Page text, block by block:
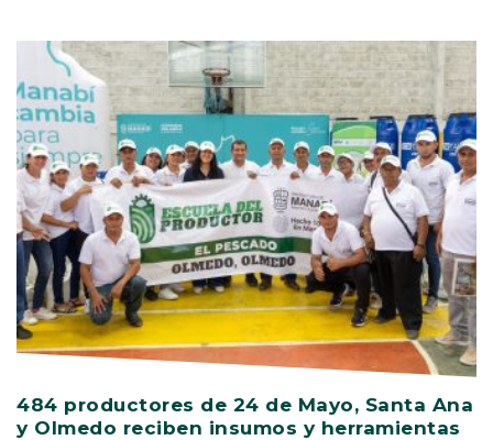
484 productores de 24 de Mayo, Santa Ana
y Olmedo reciben insumos y herramientas